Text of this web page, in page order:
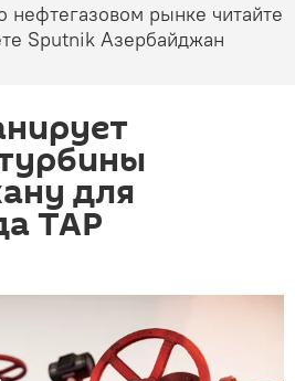
нефтегазовом рынке читайте
Sputnik Азербайджан
для
TAP